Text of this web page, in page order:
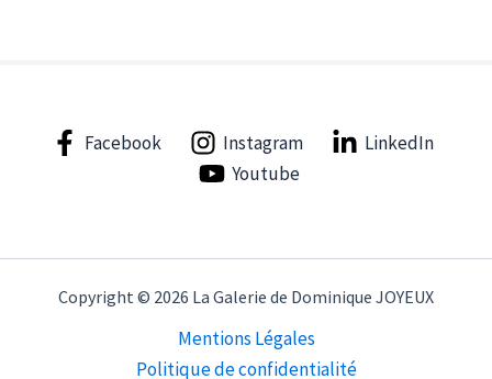
Facebook Instagram
LinkedIn
Youtube
Copyright © 2026 La Galerie de Dominique JOYEUX
Mentions Légales
Politique de confidentialité